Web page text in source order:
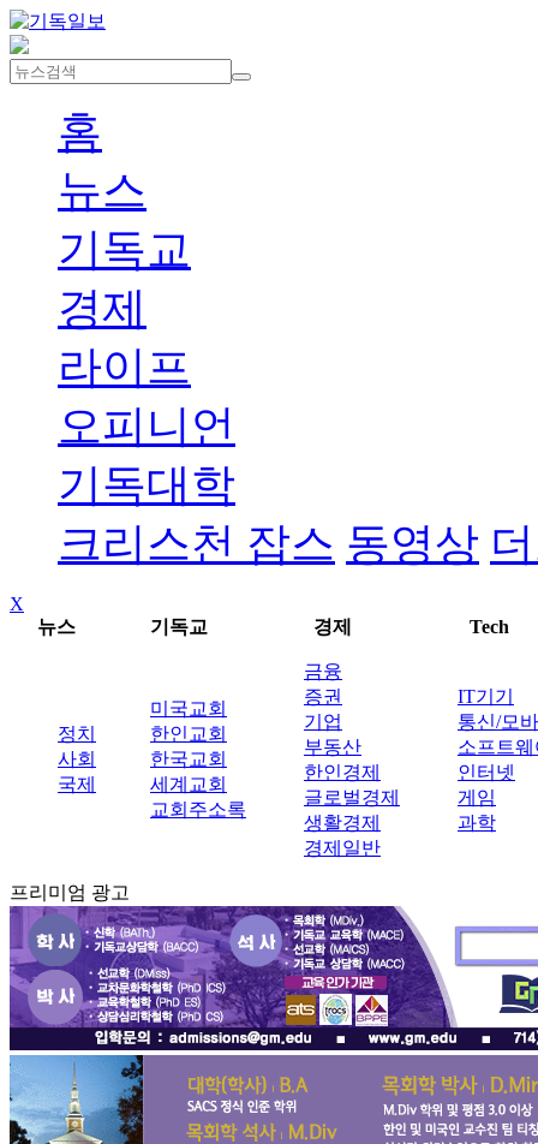
홈
뉴스
기독교
경제
라이프
오피니언
기독대학
크리스천 잡스 동영상
X
뉴스
기독교 경제 Tech
정치
사회
국제
미국교회
한인교회
한국교회
세계교회
교회주소록
금융
증권
기업
부동산
한인경제
글로벌경제
생활경제
경제일반
IT기기
통신/모
소프트웨
인터넷
게임
과학
프리미엄 광고